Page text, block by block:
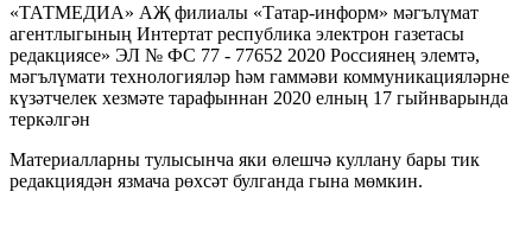
«ТАТМЕДИА» АҖ филиалы «Татар-информ» мәгълүмат
агентлыгының Интертат республика электрон газетасы
редакциясе» ЭЛ № ФС 77 - 77652 2020 Россиянең элемтә,
мәгълүмати технологияләр һәм гаммәви коммуникацияләрне
күзәтчелек хезмәте тарафыннан 2020 елның 17 гыйнварында
теркәлгән
Материалларны тулысынча яки өлешчә куллану бары тик
редакциядән язмача рөхсәт булганда гына мөмкин.